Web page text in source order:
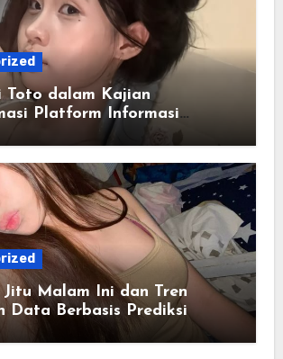
Toto dalam Kajian
Platform Informasi
Malam Ini dan Tren
Data Berbasis Prediksi